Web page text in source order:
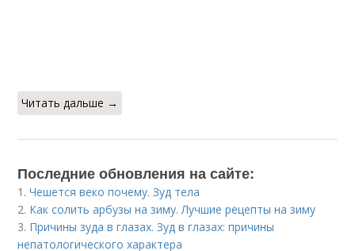
Читать дальше →
Последние обновления на сайте:
1.Чешется веко почему. Зуд тела
2. Как солить арбузы на зиму. Лучшие рецепты на зиму
3. Причины зуда в глазах. Зуд в глазах: причины
непатологического характера